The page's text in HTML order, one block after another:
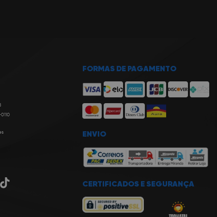
FORMAS DE PAGAMENTO
ENVIO
CERTIFICADOS E SEGURANÇA